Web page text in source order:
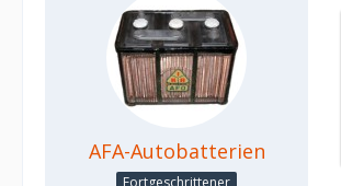
AFA-Autobatterien
Fortgeschrittener